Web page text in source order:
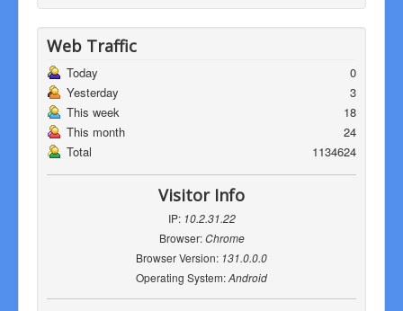
Web Traffic
Today
0
Yesterday
3
This week
18
This month
24
Total
1134624
Visitor Info
IP: 10.2.31.22
Browser:Chrome
Browser Version: 131.0.0.0
Operating System:Android